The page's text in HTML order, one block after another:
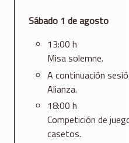
Sábado 1 de agosto
13:00 h
Misa solemne.
A continuación
Alianza.
18:00 h
Competición de
casetos.